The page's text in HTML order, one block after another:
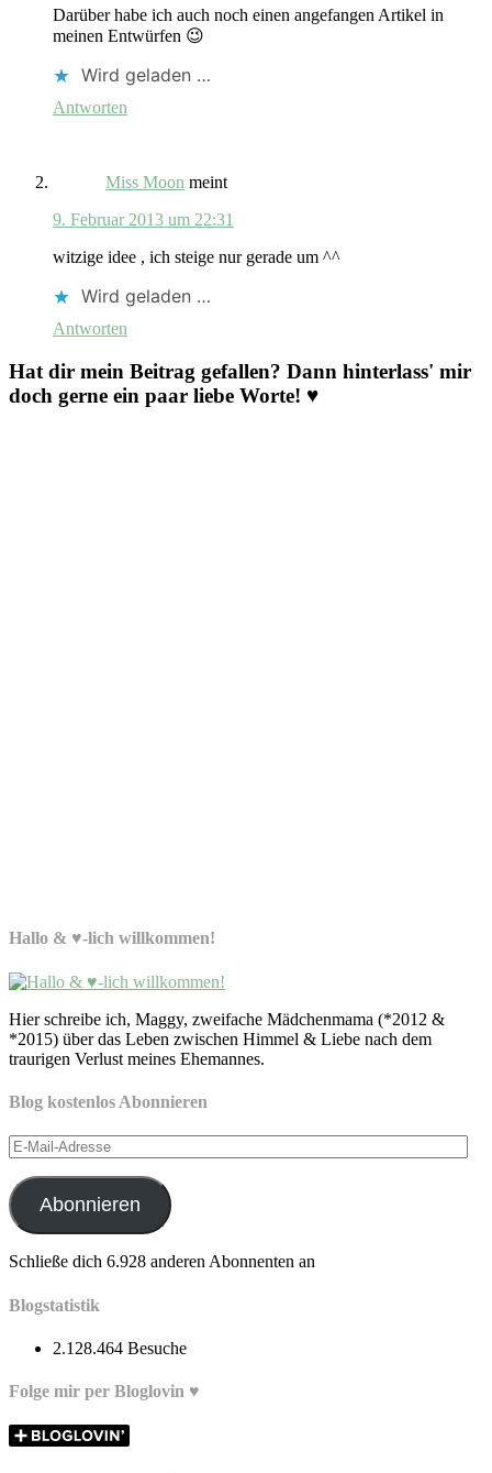
Darüber habe ich auch noch einen angefangen Artikel in
meinen Entwürfen 😉
Wird geladen …
Antworten
Miss Moon meint
9. Februar 2013 um 22:31
witzige idee , ich steige nur gerade um ^^
Wird geladen …
Antworten
Hat dir mein Beitrag gefallen? Dann hinterlass' mir
doch gerne ein paar liebe Worte! ♥
Hallo & ♥-lich willkommen!
Hier schreibe ich, Maggy, zweifache Mädchenmama (*2012 &
*2015) über das Leben zwischen Himmel & Liebe nach dem
traurigen Verlust meines Ehemannes.
Blog kostenlos Abonnieren
E-
Mail-
Adresse
Abonnieren
Schließe dich 6.928 anderen Abonnenten an
Blogstatistik
2.128.464 Besuche
Folge mir per Bloglovin ♥